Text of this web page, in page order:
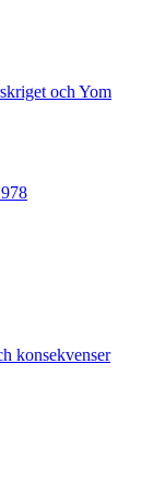
och Yom
konsekvenser